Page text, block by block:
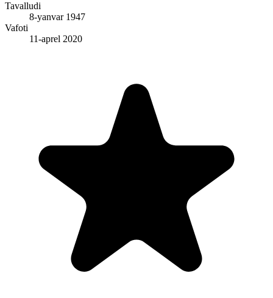
Tavalludi
8-yanvar 1947
Vafoti
11-aprel 2020